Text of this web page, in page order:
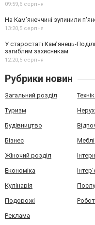
09:59,6 серпня
На Камʼянеччині зупинили
13:20,5 серпня
У старостаті Кам’янець-
загиблим захисникам
12:20,5 серпня
Рубрики новин
Загальний розділ
Туризм
Будівництво
Бізнес Меблі
Жіночий розділ
Економіка
Кулінарія
Подорожі
Реклама